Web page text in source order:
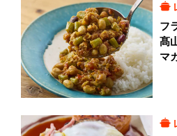
フ
髙
マ